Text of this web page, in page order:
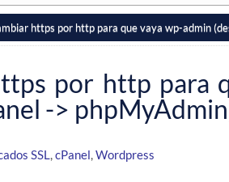
https por http para que vaya wp-admin
por http para
->
SSL,cPanel,Wordpress